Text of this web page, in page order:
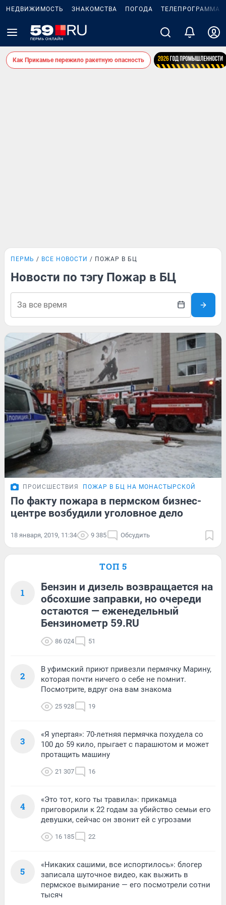
НЕДВИЖИМОСТЬ ЗНАКОМСТВА ПОГОДА ТЕЛЕПРОГРАММА
Как Прикамье пережило ракетную опасность
ПЕРМЬ ВСЕ НОВОСТИ ПОЖАР В БЦ
Новости по тэгу Пожар в БЦ
ПРОИСШЕСТВИЯ ПОЖАР В БЦ НА МОНАСТЫРСКОЙ
По факту пожара в пермском бизнес-
центре возбудили уголовное дело
18 января, 2019, 11:34 9 385 Обсудить
ТОП 5
1
Бензин и дизель возвращается на
обсохшие заправки, но очереди
остаются — еженедельный
Бензинометр 59.RU
86 024 51
2
В уфимский приют привезли пермячку Марину,
которая почти ничего о себе не помнит.
Посмотрите, вдруг она вам знакома
25 928 19
3
«Я упертая»: 70-летняя пермячка похудела со
100 до 59 кило, прыгает с парашютом и может
протащить машину
21 307 16
4
«Это тот, кого ты травила»: прикамца
приговорили к 22 годам за убийство семьи его
девушки, сейчас он звонит ей с угрозами
16 185 22
5
«Никаких сашими, все испортилось»: блогер
записала шуточное видео, как выжить в
пермское вымирание — его посмотрели сотни
тысяч